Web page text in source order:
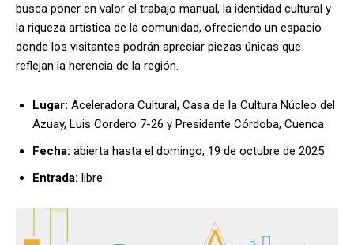
busca poner en valor el trabajo manual, la identidad cultural y
la riqueza artística de la comunidad, ofreciendo un espacio
donde los visitantes podrán apreciar piezas únicas que
reflejan la herencia de la región.
Lugar: Aceleradora Cultural, Casa de la Cultura Núcleo del
Azuay, Luis Cordero 7-26 y Presidente Córdoba, Cuenca
Fecha: abierta hasta el domingo, 19 de octubre de 2025
Entrada: libre